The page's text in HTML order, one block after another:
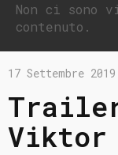
Non ci sono
contenuto.
17 Settembre
Viktor